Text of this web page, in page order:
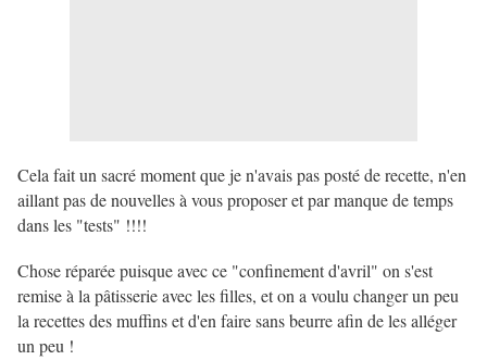
Cela fait un sacré moment que je n'avais pas posté de recette, n'en
aillant pas de nouvelles à vous proposer et par manque de temps
dans les "tests" !!!!
Chose réparée puisque avec ce "confinement d'avril" on s'est
remise à la pâtisserie avec les filles, et on a voulu changer un peu
la recettes des muffins et d'en faire sans beurre afin de les alléger
un peu !